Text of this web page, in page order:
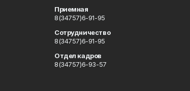
Приемная
8(34757)6-91-95
Сотрудничество
8(34757)6-91-95
Отдел кадров
8(34757)6-93-57